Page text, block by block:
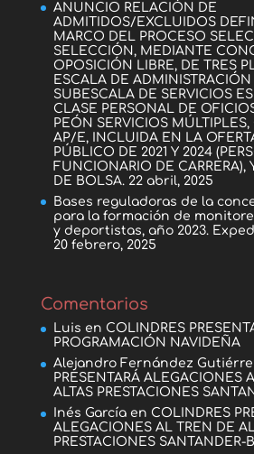
ANUNCIO RELACIÓN DE
ADMITIDOS/EXCLUIDOS
MARCO DEL PROCESO
SELECCIÓN, MEDIANTE
OPOSICIÓN LIBRE, DE TRES
ESCALA DE ADMINISTRACIÓN
SUBESCALA DE SERVICIOS
CLASE PERSONAL DE
PEÓN SERVICIOS MÚLTIPLES,
AP/E, INCLUIDA EN LA
PÚBLICO DE 2021 Y 2024
FUNCIONARIO DE CARRERA),
DE BOLSA. 22 abril, 2025
Bases reguladoras de la
para la formación de
y deportistas, año 2023.
20 febrero, 2025
Comentarios
Luis en COLINDRES
PROGRAMACIÓN NAVIDEÑA
Alejandro Fernández
PRESENTARÁ ALEGACIONES
ALTAS PRESTACIONES
Inés Garcíaen COLINDRES
ALEGACIONES AL TREN DE
PRESTACIONES SANTANDER-